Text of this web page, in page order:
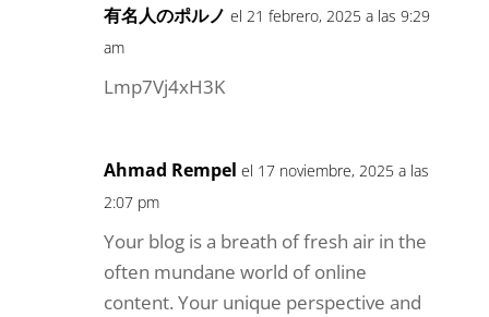
有名人のポルノ el 21 febrero, 2025 a las 9:29
am
Lmp7Vj4xH3K
Ahmad Rempel el 17 noviembre, 2025 a las
2:07 pm
Your blog is a breath of fresh air in the
often mundane world of online
content. Your unique perspective and